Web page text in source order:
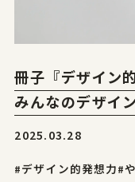
冊子『デザイン
みんなのデザイン
2025.03.28
#デザイン的発想力#